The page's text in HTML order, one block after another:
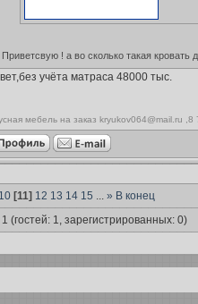
Приветсвую ! а во сколько такая
учёта матраса 48000 тыс.
мебель на заказ kryukov064@mail.ru
10 [11] 12 13 14 15 ... » В конец
(гостей: 1, зарегистрированных: 0)